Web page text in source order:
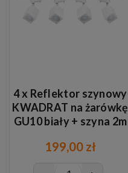
4 x Reflektor szynowy
KWADRAT na żarówkę
GU10 biały + szyna 2m
199,00 zł